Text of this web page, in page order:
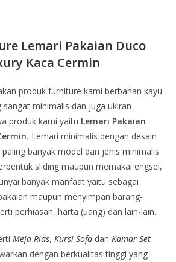
Lemari Pakaian Duco
Kaca Cermin
produk furniture kami berbahan kayu
minimalis dan juga ukiran
produk kami yaitu Lemari Pakaian
. Lemari minimalis dengan desain
banyak model dan jenis minimalis
sliding maupun memakai engsel,
banyak manfaat yaitu sebagai
maupun menyimpan barang-
perhiasan, harta (uang) dan lain-lain.
Meja Rias, Kursi Sofa dan Kamar Set
dengan berkualitas tinggi yang